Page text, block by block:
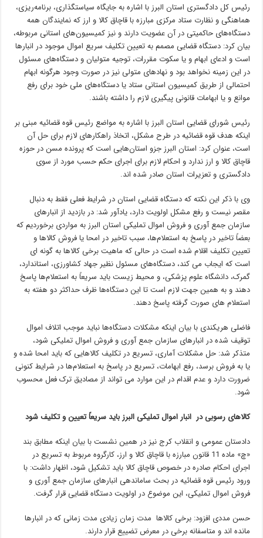
رئیس کل دادگستری استان البرز با اشاره به جایگاه سیاستگذاری، برنامه‌ریزی،
هماهنگی و نظارت ستاد مرکزی مبارزه با قاچاق کالا و ارز که نمایندگان همه
دستگاه‌های حاکمیتی در آن عضویت دارند و نیز کمیسیون‌های استانی مربوطه،
بیان کرد: دستگاه قضایی مصمم به تعیین تکلیف سریع اموال موجود در انبارها
است و ادعای ابهام و یا سکوت مقررات، توجیه متولیان و دستگاه‌های مسئول
در این زمینه نخواهد بود و نهادهای متولی نیز در صورت وجود هرگونه ابهام
احتمالی از طریق کمیسیون استانی ستاد یا دستگاه‌های ملی خود برای رفع
موانع و یا ابهامات قانونی پیگیری لازم را داشته باشند.
رئیس شورای قضایی استان البرز با اشاره به مواضع رئیس قوه قضائیه مبنی بر
اینکه هدف قوه قضائیه در طرح مشکل، اتخاذ راهکارهای لازم برای حل آن
است، عنوان کرد: استان البرز جزو استان‌هایی است که پرونده مسن در حوزه
قاچاق کالا و ارز ندارد و احکام لازم برای اجرای حکم حسب مورد از سوی
دادگستری و تعزیرات استان صادر شده اند.
وی با ذکر این نکته که دستگاه قضایی استان در شرایط فعلی فقط به دنبال
مقصر نیست و رفع مشکل اولویت دارد، یادآور شد: در بازدید از انبارهای
سازمان جمع آوری و فروش اموال تملیکی استان البرز به مواردی برخوردیم که
بعضاً تاخیر در پاسخ به استعلام‌ها، سبب تاخیر در امحا یا فروش کالاها و
تعیین تکلیف اقلام شده است در حالی که ماهیت برخی کالاها به گونه ای
است که ایجاب می کند، دستگاه‌های مسئول نظیر جهاد کشاورزی، استاندارد،
گمرک، دانشگاه علوم پزشکی، و محیط زیست باید سریعاً به استعلام‌ها پاسخ
دهند و به همین جهت لازم است تا این دستگاه‌ها ظرف حداکثر دو هفته به
استعلام های صورت گرفته پاسخ دهند.
فاضلی هریکندی با بیان اینکه مشکلات دستگاه‌ها نباید موجب اتلاف اموال
توقیف شده در انبارهای سازمان جمع آوری و فروش اموال تملیکی شود،
متذکر شد: حل مشکلات آماری، تسریع در تکلیف کالاهایی که باید امحا شده و
یا به فروش برسد، رفع ابهامات، تسریع در پاسخ به استعلام‌ها در شرایط کنونی
ضرورت دارد و عدم اقدام در این موارد می تواند از مصادیق ترک فعل محسوب
شود.
کالاهای رسوبی در انبار اموال تملیکی البرز باید سریعاً تعیین و تکلیف شود
دادستان عمومی و انقلاب کرج نیز در همین نشست با بیان اینکه مطابق بند
«چ» ماده 11 قانون مبارزه با قاچاق کالا و ارز، کارگروه مربوط به تسریع در
اجرای احکام صادره در خصوص قاچاق کالا باید تشکیل شود، اظهار داشت: با
ورود رئیس قوه قضائیه در بحث ساماندهی انبارهای سازمان جمع آوری و
فروش اموال تملیکی، این موضوع در اولویت دستگاه قضایی قرار گرفت.
حسن مددی افزود: برخی کالاها مدت زمان زیادی مدت زمانی که در انبارها
مانده اند و متاسفانه برخی در معرض تضییع قرار دارند.